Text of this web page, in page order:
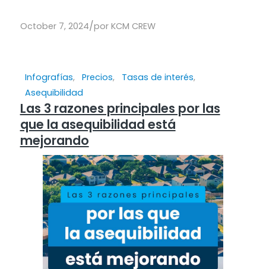
October 7, 2024/por KCM CREW
Infografías, Precios, Tasas de interés,
Asequibilidad
Las 3 razones principales por las
que la asequibilidad está
mejorando